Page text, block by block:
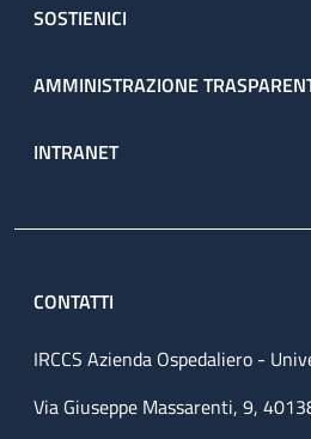
SOSTIENICI
AMMINISTRAZIONE
INTRANET
CONTATTI
IRCCS Azienda Ospedaliero -
Via Giuseppe Massarenti, 9,